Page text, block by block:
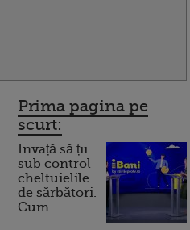
Prima pagina pe
scurt:
Invață să ții
sub control
cheltuielile
de sărbători.
Cum